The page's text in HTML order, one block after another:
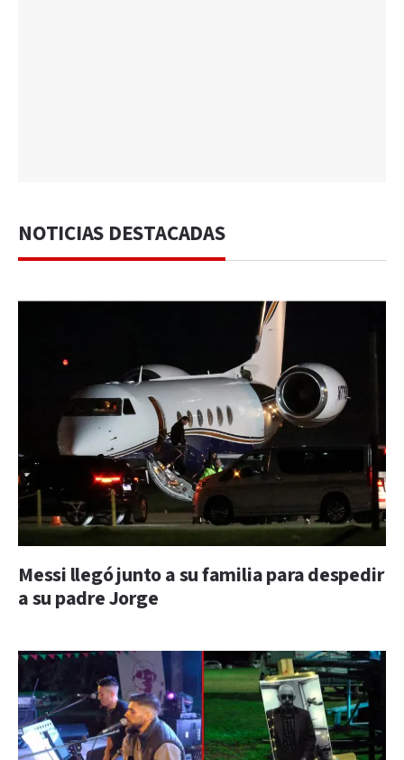
NOTICIAS DESTACADAS
Messi llegó junto a su familia para despedir
a su padre Jorge